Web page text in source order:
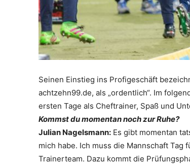
Seinen Einstieg ins Profigeschäft
achtzehn99.de, als „ordentlich“. Im
ersten Tage als Cheftrainer, Spaß und
Kommst du momentan noch zur Ruhe?
Julian Nagelsmann: Es gibt momentan
mich habe. Ich muss die Mannschaft
Trainerteam. Dazu kommt die